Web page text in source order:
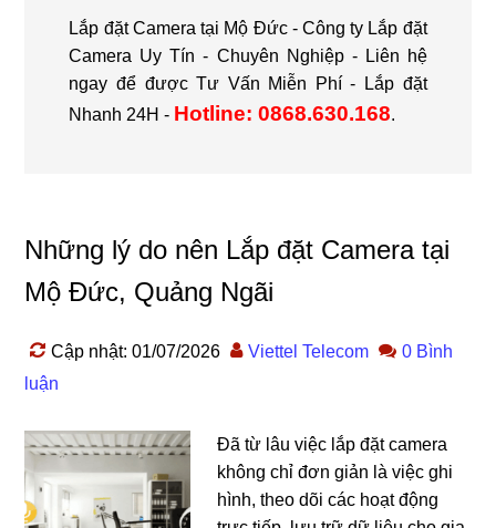
Lắp đặt Camera tại Mộ Đức - Công ty Lắp đặt
Camera Uy Tín - Chuyên Nghiệp - Liên hệ
ngay để được Tư Vấn Miễn Phí - Lắp đặt
Nhanh 24H - Hotline: 0868.630.168.
Những lý do nên Lắp đặt Camera tại
Mộ Đức, Quảng Ngãi
Cập nhật: 01/07/2026 Viettel Telecom
0 Bình
luận
Đã từ lâu việc lắp đặt camera
không chỉ đơn giản là việc ghi
hình, theo dõi các hoạt động